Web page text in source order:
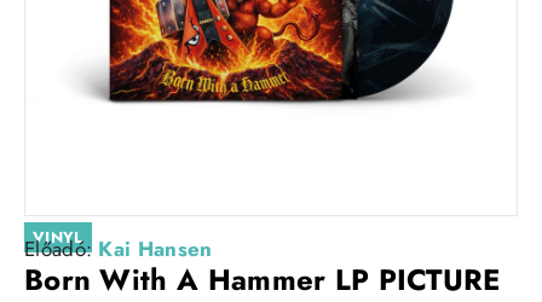
VINYL
Előadó: Kai Hansen
Born With A Hammer LP PICTURE